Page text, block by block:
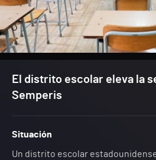
El distrito escolar eleva la
Semperis
Situación
Un distrito escolar